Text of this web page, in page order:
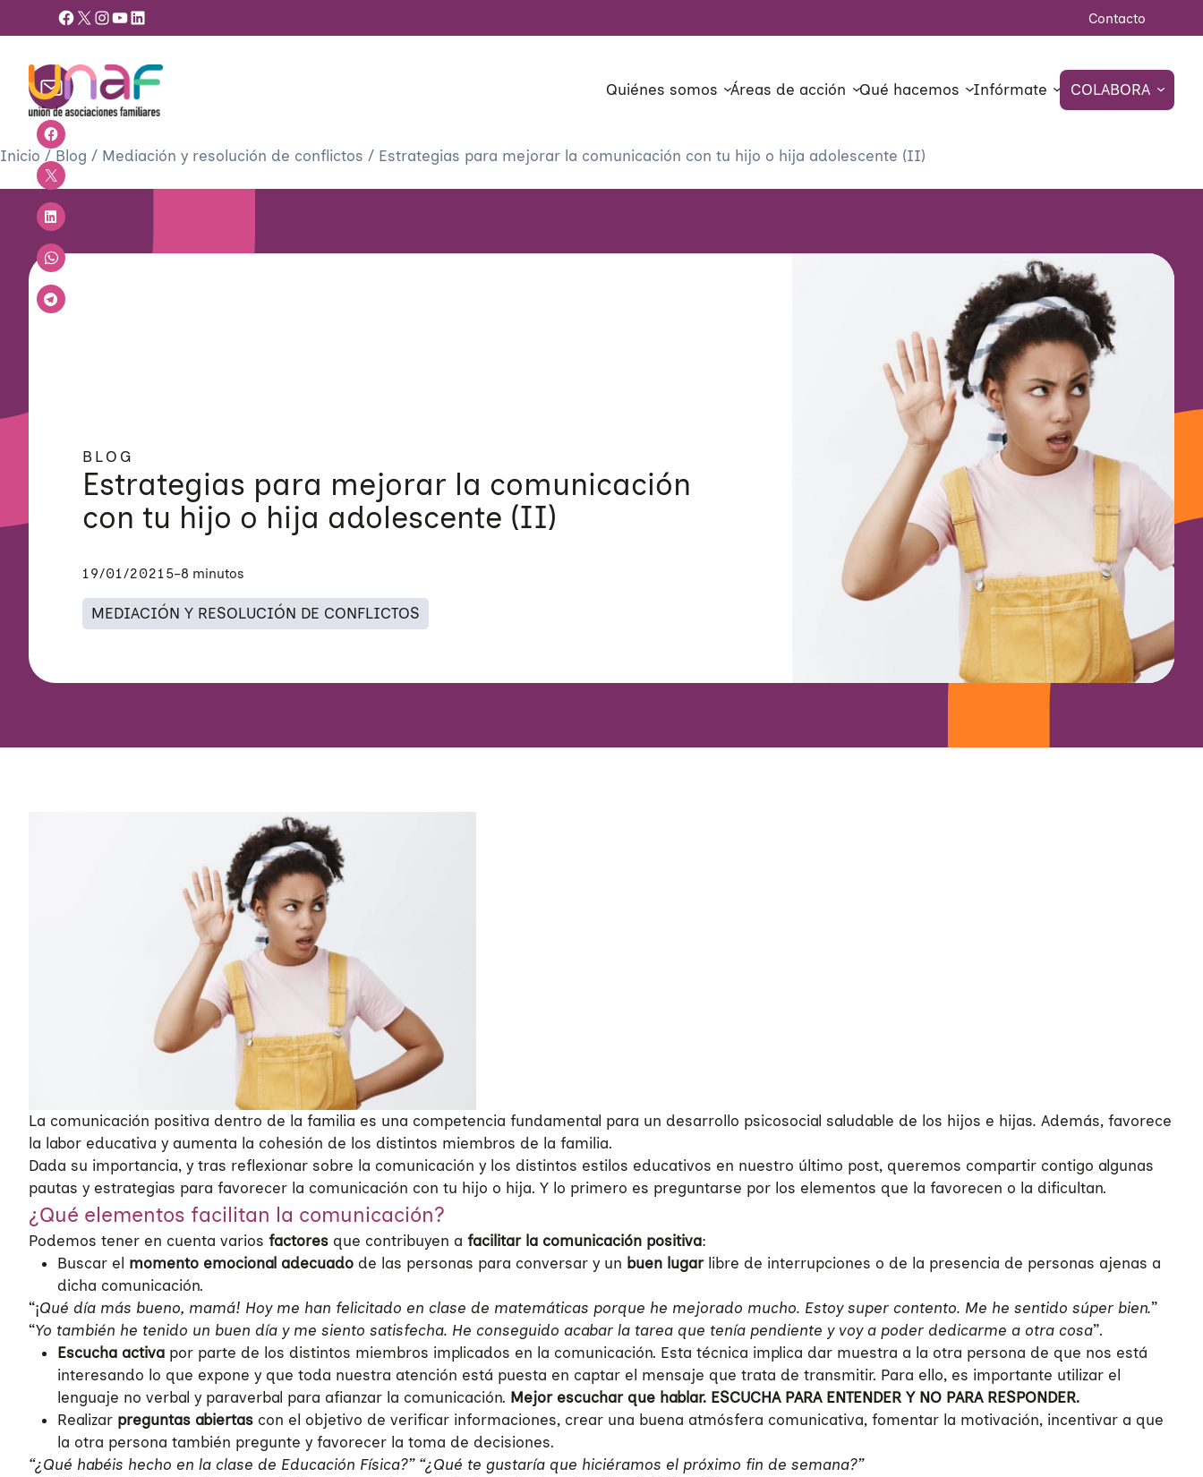
Facebook X InstagramYouTube LinkedIn Contacto
Quiénes somos Áreas de acción Qué hacemos Infórmate COLABORA
Inicio / Blog / Mediación y resolución de conflictos / Estrategias para mejorar la comunicación con tu hijo o hija adolescente (II)
BLOG
Estrategias para mejorar la comunicación
con tu hijo o hija adolescente (II)
19/01/2021 5–8 minutos
MEDIACIÓN Y RESOLUCIÓN DE CONFLICTOS
La comunicación positiva dentro de la familia es una competencia fundamental para un desarrollo psicosocial saludable de los hijos e hijas. Además, favorece
la labor educativa y aumenta la cohesión de los distintos miembros de la familia.
Dada su importancia, y tras reflexionar sobre la comunicación y los distintos estilos educativos en nuestro último post, queremos compartir contigo algunas
pautas y estrategias para favorecer la comunicación con tu hijo o hija. Y lo primero es preguntarse por los elementos que la favorecen o la dificultan.
¿Qué elementos facilitan la comunicación?
Podemos tener en cuenta varios factores que contribuyen a facilitar la comunicación positiva:
Buscar el momento emocional adecuado de las personas para conversar y un buen lugarlibre de interrupciones o de la presencia de personas ajenas a
dicha comunicación.
“¡Qué día más bueno, mamá! Hoy me han felicitado en clase de matemáticas porque he mejorado mucho. Estoy super contento. Me he sentido súper bien.”
“Yo también he tenido un buen día y me siento satisfecha. He conseguido acabar la tarea que tenía pendiente y voy a poder dedicarme a otra cosa”.
Escucha activa por parte de los distintos miembros implicados en la comunicación. Esta técnica implica dar muestra a la otra persona de que nos está
interesando lo que expone y que toda nuestra atención está puesta en captar el mensaje que trata de transmitir. Para ello, es importante utilizar el
lenguaje no verbal y paraverbal para afianzar la comunicación. Mejor escuchar que hablar. ESCUCHA PARA ENTENDER Y NO PARA RESPONDER.
Realizar preguntas abiertas con el objetivo de verificar informaciones, crear una buena atmósfera comunicativa, fomentar la motivación, incentivar a que
la otra persona también pregunte y favorecer la toma de decisiones.
“¿Qué habéis hecho en la clase de Educación Física?” “¿Qué te gustaría que hiciéramos el próximo fin de semana?”